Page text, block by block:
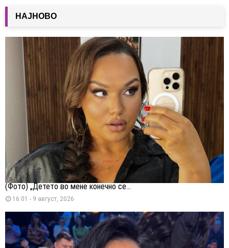
НАЈНОВО
(Фото) „Детето во мене конечно се...
16:01 - 9 август, 2026